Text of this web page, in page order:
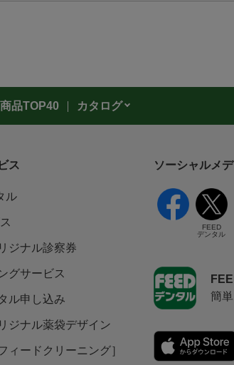
品TOP40 カタログ
ス
ル
ジナル診察券
グサービス
ル申し込み
ジナル薬袋デザイン
ィードクリーニング］
ソーシャルメ
FEED
デンタル
簡